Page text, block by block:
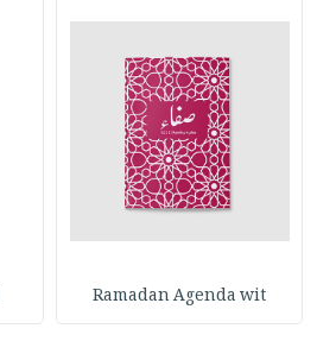
Ramadan Agenda wit